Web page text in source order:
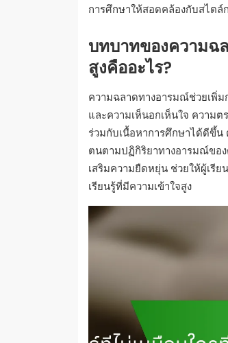
การศึกษาให้สอดคล้องกับสไตล์
บทบาทของความฉ
สูงคืออะไร?
ความฉลาดทางอารมณ์ช่วยเพิ่ม
และความเห็นอกเห็นใจ ความ
ร่วมกับเนื้อหาการศึกษาได้ดีขึ้น
ตนตามปฏิกิริยาทางอารมณ์ขอ
เสริมความยืดหยุ่น ช่วยให้ผู้เรี
เรียนรู้ที่มีความเข้าใจสูง